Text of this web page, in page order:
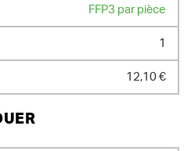
FFP3 par pièce
1
12,10 €